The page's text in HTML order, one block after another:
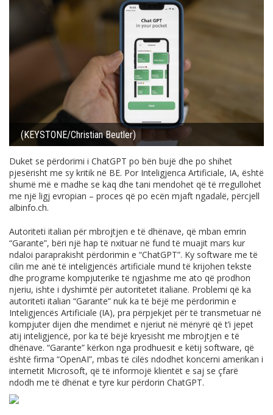
(KEYSTONE/Christian Beutler)
Duket se përdorimi i ChatGPT po bën bujë dhe po shihet
pjesërisht me sy kritik në BE. Por Inteligjenca Artificiale, IA, është
shumë më e madhe se kaq dhe tani mendohet që të rregullohet
me një ligj evropian – proces që po ecën mjaft ngadalë, përcjell
albinfo.ch.
Autoriteti italian për mbrojtjen e të dhënave, që mban emrin
“Garante”, bëri një hap të nxituar në fund të muajit mars kur
ndaloi paraprakisht përdorimin e “ChatGPT”. Ky software me të
cilin me anë të inteligjencës artificiale mund të krijohen tekste
dhe programe kompjuterike të ngjashme me ato që prodhon
njeriu, ishte i dyshimtë për autoritetet italiane. Problemi që ka
autoriteti italian “Garante” nuk ka të bëjë me përdorimin e
Inteligjencës Artificiale (IA), pra përpjekjet për të transmetuar në
kompjuter dijen dhe mendimet e njeriut në mënyrë që t’i jepet
atij inteligjencë, por ka të bëjë kryesisht me mbrojtjen e të
dhënave. “Garante” kërkon nga prodhuesit e këtij software, që
është firma “OpenAI”, mbas të cilës ndodhet koncerni amerikan i
internetit Microsoft, që të informojë klientët e saj se çfarë
ndodh me të dhënat e tyre kur përdorin ChatGPT.